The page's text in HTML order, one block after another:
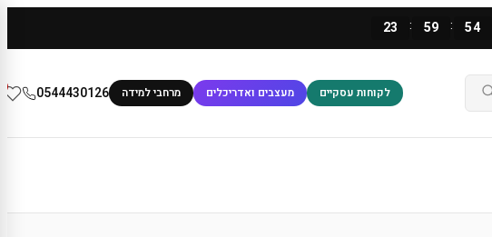
23 : 59 : 53
לקוחות עסקיים מעצבים ואדריכלים מרחבי למידה 0544430126